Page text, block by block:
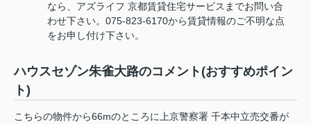
なら、アズライフ 京都賃貸住宅サービスまでお問い合
わせ下さい。075-823-6170から賃貸情報のご不明な点
をお申し付け下さい。
ハウスセゾン朱雀大路のコメント(おすすめポイン
ト)
こちらの物件から66mのところに上京警察署 千本中立売交番が